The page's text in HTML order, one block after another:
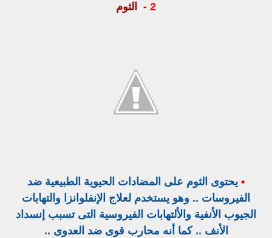
2 - الثوم
• يحتوى الثوم على المضادات الحيوية الطبيعية ضد
الفيروسات .. وهو يستخدم لعلاج الإنفلوانزا والتهابات
الجيوب الأنفية والألتهابات الفيروسية التى تسبب إنسداد
الأنف .. كما أنه محارب قوى ضد العدوى ..